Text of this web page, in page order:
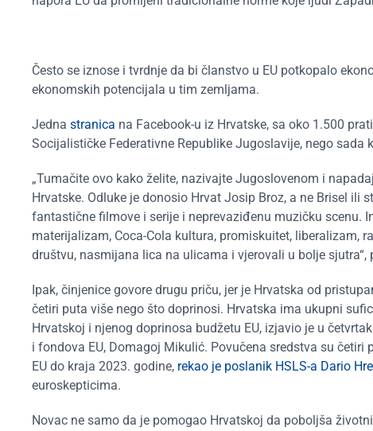
Često se iznose i tvrdnje da bi članstvo u EU potkopalo
ekonomskih potencijala u tim zemljama.
Jedna stranica na Facebook-u iz Hrvatske, sa oko 1.500
Socijalističke Federativne Republike Jugoslavije, nego sada
„Tumačite ovo kako želite, nazivajte Jugoslovenom i
Hrvatske. Odluke je donosio Hrvat Josip Broz, a ne Brisel
fantastične filmove i serije i neprevaziđenu muzičku scenu.
materijalizam, Coca-Cola kultura, promiskuitet,
društvu, nasmijana lica na ulicama i vjerovali u bolje sjutra“,
Ipak, činjenice govore drugu priču, jer je Hrvatska od
četiri puta više nego što doprinosi. Hrvatska ima ukupni
Hrvatskoj i njenog doprinosa budžetu EU, izjavio je u
i fondova EU, Domagoj Mikulić. Povučena sredstva su
EU do kraja 2023. godine, rekao je poslanik HSLS-a Dario
euroskepticima.
Novac ne samo da je pomogao Hrvatskoj da poboljša